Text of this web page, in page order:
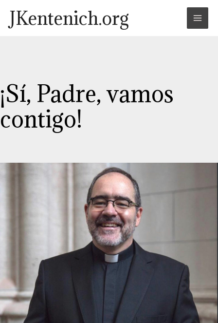
JKentenich.org
¡Sí, Padre, vamos
contigo!
navigation